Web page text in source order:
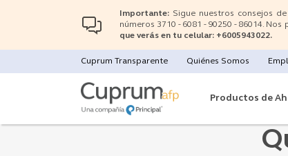
principal
Importante: Sigue nuestros consejos
números 3710 - 6081 - 90250 - 86014.
que verás en tu celular: +6005943022.
Menu
Cuprum Transparente Quiénes Somos
Productos de